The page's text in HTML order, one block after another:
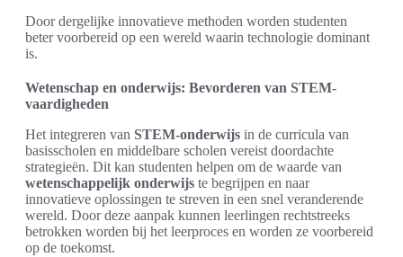
Door dergelijke innovatieve methoden worden studenten
beter voorbereid op een wereld waarin technologie dominant
is.
Wetenschap en onderwijs: Bevorderen van STEM-
vaardigheden
Het integreren van STEM-onderwijs in de curricula van
basisscholen en middelbare scholen vereist doordachte
strategieën. Dit kan studenten helpen om de waarde van
wetenschappelijk onderwijs te begrijpen en naar
innovatieve oplossingen te streven in een snel veranderende
wereld. Door deze aanpak kunnen leerlingen rechtstreeks
betrokken worden bij het leerproces en worden ze voorbereid
op de toekomst.